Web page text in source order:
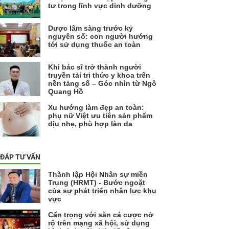
tư trong lĩnh vực dinh dưỡng
Dược lâm sàng trước kỷ
nguyên số: con người hướng
tới sử dụng thuốc an toàn
Khi bác sĩ trở thành người
truyền tải tri thức y khoa trên
nền tảng số – Góc nhìn từ Ngô
Quang Hồ
Xu hướng làm đẹp an toàn:
phụ nữ Việt ưu tiên sản phẩm
dịu nhẹ, phù hợp làn da
TƯ VẤN
Thành lập Hội Nhân sự miền
Trung (HRMT) - Bước ngoặt
của sự phát triển nhân lực khu
vực
Cẩn trọng với sàn cá cược nở
rộ trên mạng xã hội, sử dụng